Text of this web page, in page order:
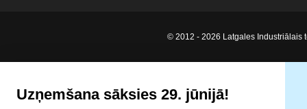
© 2012 - 2026 Latgales Industriālais
Uzņemšana sāksies 29. jūnijā!